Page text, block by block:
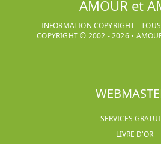
AMOUR et
INFORMATION COPYRIGHT -
COPYRIGHT © 2002 -2026•
SERVICES
LIVRE D'OR